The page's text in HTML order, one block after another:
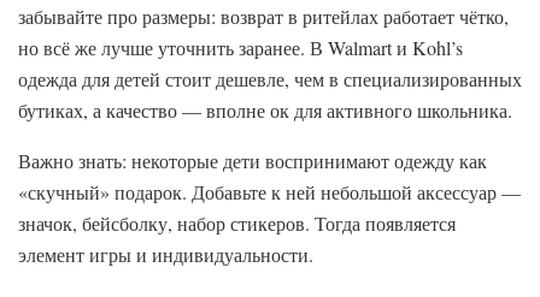
забывайте про размеры: возврат в ритейлах работает чётко,
но всё же лучше уточнить заранее. В Walmart и Kohl’s
одежда для детей стоит дешевле, чем в специализированных
бутиках, а качество — вполне ок для активного школьника.
Важно знать: некоторые дети воспринимают одежду как
«скучный» подарок. Добавьте к ней небольшой аксессуар —
значок, бейсболку, набор стикеров. Тогда появляется
элемент игры и индивидуальности.